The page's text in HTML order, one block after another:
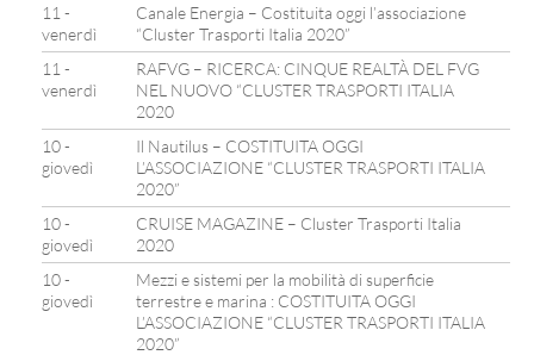
11 -
venerdì
Canale Energia – Costituita oggi l’associazione
“Cluster Trasporti Italia 2020”
11 -
venerdì
RAFVG – RICERCA: CINQUE REALTÀ DEL FVG
NEL NUOVO “CLUSTER TRASPORTI ITALIA
2020
10 -
giovedì
Il Nautilus – COSTITUITA OGGI
L’ASSOCIAZIONE “CLUSTER TRASPORTI ITALIA
2020”
10 -
giovedì
CRUISE MAGAZINE – Cluster Trasporti Italia
2020
10 -
giovedì
Mezzi e sistemi per la mobilità di superficie
terrestre e marina : COSTITUITA OGGI
L’ASSOCIAZIONE “CLUSTER TRASPORTI ITALIA
2020”